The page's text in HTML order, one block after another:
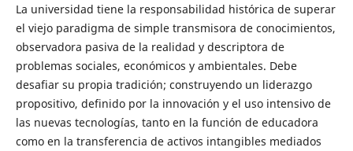
La universidad tiene la responsabilidad histórica de superar
el viejo paradigma de simple transmisora de conocimientos,
observadora pasiva de la realidad y descriptora de
problemas sociales, económicos y ambientales. Debe
desafiar su propia tradición; construyendo un liderazgo
propositivo, definido por la innovación y el uso intensivo de
las nuevas tecnologías, tanto en la función de educadora
como en la transferencia de activos intangibles mediados